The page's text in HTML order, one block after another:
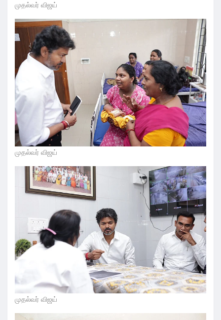
முதல்வர் விஜய்
முதல்வர் விஜய்
முதல்வர் விஜய்